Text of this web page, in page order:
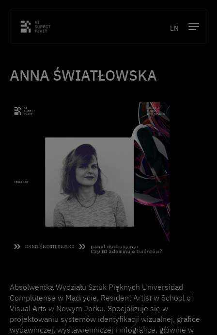
Prelegenci
Lokalizacja
EN
ANNA ŚWIATŁOWSKA
Absolwentka Wydziału Sztuk Pięknych Universidad
Complutense w Madrycie, Resident Artist w School of
Visual Arts w Nowym Jorku. Specjalizuje się w
projektowaniu systemów identyfikacji wizualnej, grafice
wydawniczej, wystawienniczej i infografice, głównie w